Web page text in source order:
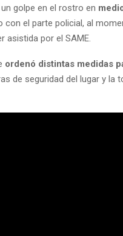
golpe en el rostro en
con el parte policial, al
asistida por el SAME.
ordenó distintas medidas
de seguridad del lugar y la